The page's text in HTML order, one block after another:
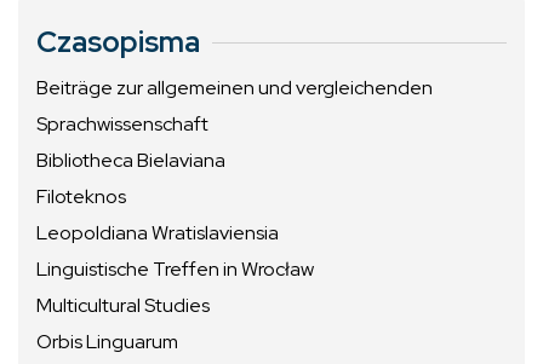
Czasopisma
Beiträge zur allgemeinen und vergleichenden
Sprachwissenschaft
Bibliotheca Bielaviana
Filoteknos
Leopoldiana Wratislaviensia
Linguistische Treffen in Wrocław
Multicultural Studies
Orbis Linguarum